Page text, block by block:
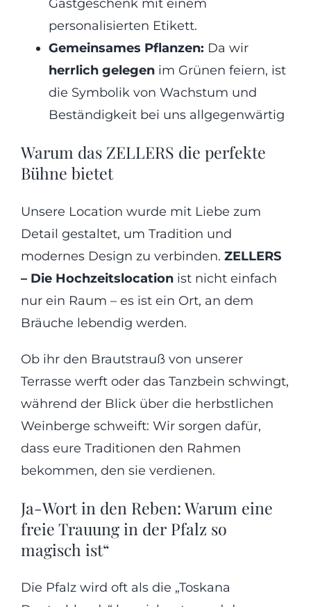
Gastgeschenk mit einem
personalisierten Etikett.
Gemeinsames Pflanzen: Da wir
herrlich gelegen im Grünen feiern, ist
die Symbolik von Wachstum und
Beständigkeit bei uns allgegenwärtig
Warum das ZELLERS die perfekte
Bühne bietet
Unsere Location wurde mit Liebe zum
Detail gestaltet, um Tradition und
modernes Design zu verbinden. ZELLERS
– Die Hochzeitslocation ist nicht einfach
nur ein Raum – es ist ein Ort, an dem
Bräuche lebendig werden.
Ob ihr den Brautstrauß von unserer
Terrasse werft oder das Tanzbein schwingt,
während der Blick über die herbstlichen
Weinberge schweift: Wir sorgen dafür,
dass eure Traditionen den Rahmen
bekommen, den sie verdienen.
Ja-Wort in den Reben: Warum eine
freie Trauung in der Pfalz so
magisch ist“
Die Pfalz wird oft als die „Toskana